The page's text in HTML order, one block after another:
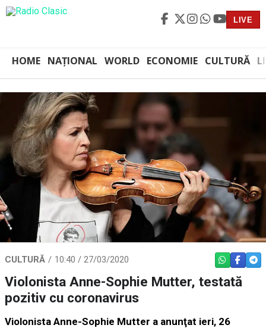
LIVE
HOME NAȚIONAL WORLD ECONOMIE CULTURĂ
CULTURĂ 10:40 / 27/03/2020 WHATSAPP
Violonista Anne-Sophie Mutter, testată
pozitiv cu coronavirus
Violonista Anne-Sophie Mutter a anunţat ieri, 26